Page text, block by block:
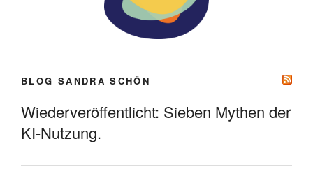
BLOG SANDRA SCHÖN
Wiederveröffentlicht: Sieben Mythen der
KI-Nutzung.